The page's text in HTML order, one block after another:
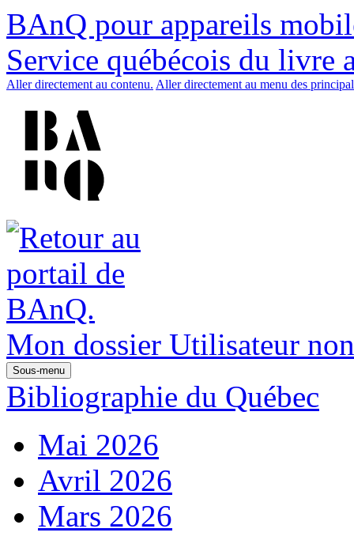
BAnQ pour appareils
Service québécois du livre
Aller directement au contenu. Aller directement au menu des
Mon dossier Utilisateur
Sous-menu
Bibliographie du Québec
Mai 2026
Avril 2026
Mars 2026